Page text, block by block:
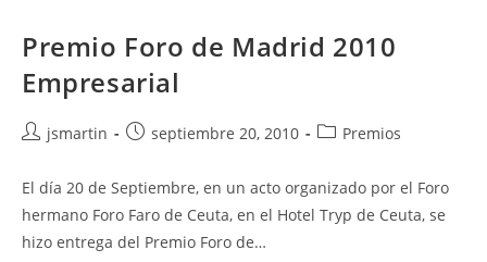
Premio Foro de Madrid 2010
Empresarial
Autor
la
entrada:
jsmartin
Publicación
entrada:
septiembre 20, 2010
Categoría
la
entrada:
Premios
El día 20 de Septiembre, en un acto organizado por el Foro
hermano Foro Faro de Ceuta, en el Hotel Tryp de Ceuta, se
hizo entrega del Premio Foro de…